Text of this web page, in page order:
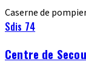
Caserne de
Sdis 74
Centre de